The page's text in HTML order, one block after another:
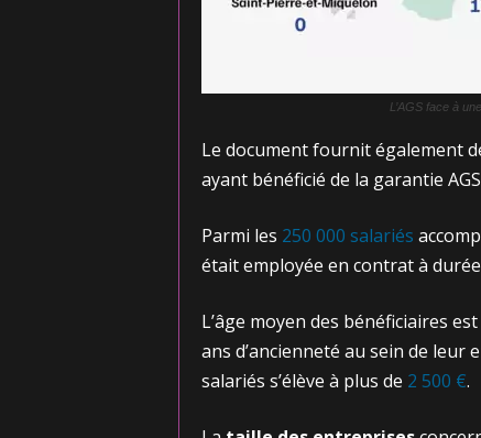
L’AGS face à
Le document fournit également
ayant bénéficié de la garantie
Parmi les 250 000 salariés
était employée en contrat à
L’âge moyen des bénéficiaires
ans d’ancienneté au sein de leur
salariés s’élève à plus de 2 500 €.